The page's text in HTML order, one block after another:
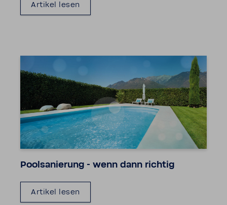
Artikel lesen
Pool­sa­nie­rung - wenn dann richtig
Artikel lesen